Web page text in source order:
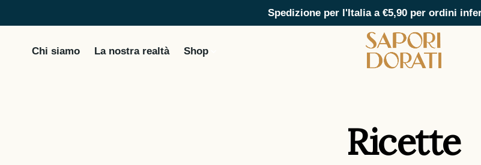
Spedizione per l'Italia a €5,90 per ordini
Chi siamo La nostra realtà Shop
Ricette